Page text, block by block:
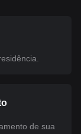
de sua